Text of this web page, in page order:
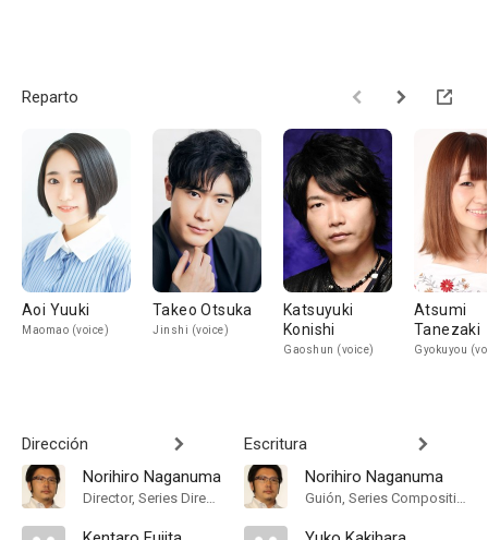
Reparto
Aoi Yuuki
Maomao (voice)
Takeo Otsuka
Jinshi (voice)
Katsuyuki
Konishi
Gaoshun (voice)
Atsumi
Tanezaki
Gyokuyou
Dirección
Norihiro Naganuma
Director, Series Director
Escritura
Norihiro Naganuma
Guión, Series Composition